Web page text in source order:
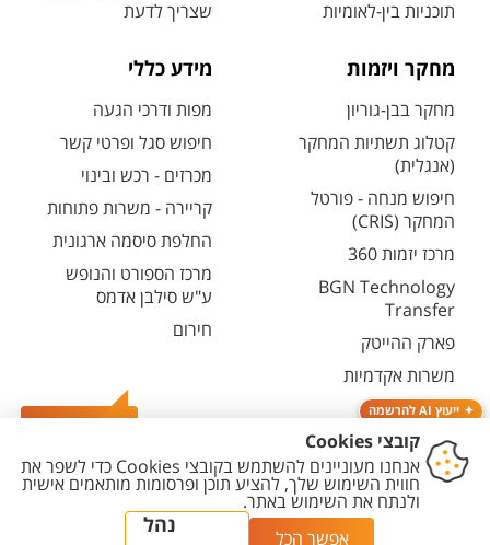
ייעוץ AI להרשמה
תוכניות בין-לאומיות
שצריך לדעת
מחקר ויזמות
מחקר בבן-גוריון
קטלוג תשתיות המחקר
(אנגלית)
חיפוש מנחה - פורטל
המחקר (CRIS)
מרכז יזמות 360
BGN Technology
Transfer
פארק ההייטק
משרות אקדמיות
מידע כללי
מפות ודרכי הגעה
חיפוש סגל ופרטי קשר
מכרזים - רכש ובינוי
קריירה - משרות פתוחות
החלפת סיסמה ארגונית
מרכז הספורט והנופש
ע"ש סילבן אדמס
חירום
מדיניות מדיניות עריכת